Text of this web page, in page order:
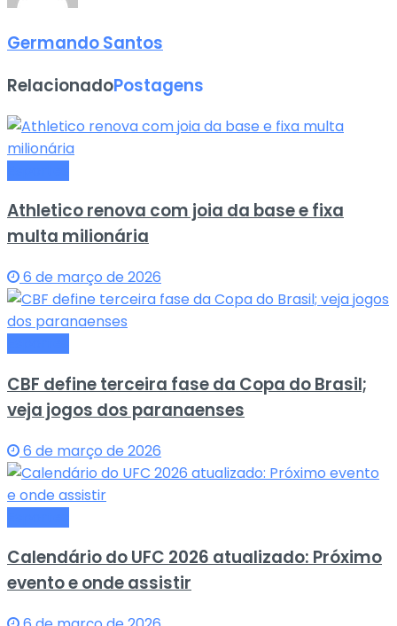
Germando Santos
RelacionadoPostagens
Athletico renova com joia da base e fixa
multa milionária
6 de março de 2026
CBF define terceira fase da Copa do Brasil;
veja jogos dos paranaenses
6 de março de 2026
Calendário do UFC 2026 atualizado: Próximo
evento e onde assistir